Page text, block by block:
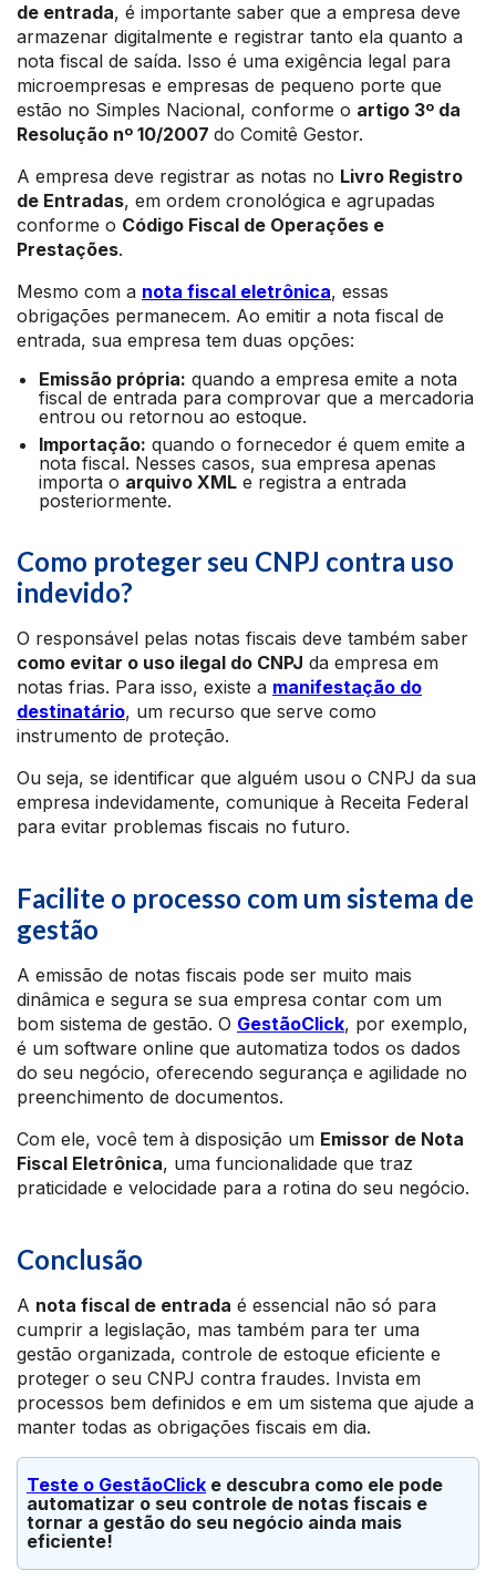
de entrada, é importante saber que a empresa deve
armazenar digitalmente e registrar tanto ela quanto a
nota fiscal de saída. Isso é uma exigência legal para
microempresas e empresas de pequeno porte que
estão no Simples Nacional, conforme o artigo 3º da
Resolução nº 10/2007 do Comitê Gestor.
A empresa deve registrar as notas no Livro Registro
de Entradas, em ordem cronológica e agrupadas
conforme o Código Fiscal de Operações e
Prestações.
Mesmo com a nota fiscal eletrônica, essas
obrigações permanecem. Ao emitir a nota fiscal de
entrada, sua empresa tem duas opções:
Emissão própria: quando a empresa emite a nota
fiscal de entrada para comprovar que a mercadoria
entrou ou retornou ao estoque.
Importação: quando o fornecedor é quem emite a
nota fiscal. Nesses casos, sua empresa apenas
importa o arquivo XML e registra a entrada
posteriormente.
Como proteger seu CNPJ contra uso
indevido?
O responsável pelas notas fiscais deve também saber
como evitar o uso ilegal do CNPJ da empresa em
notas frias. Para isso, existe a manifestação do
destinatário, um recurso que serve como
instrumento de proteção.
Ou seja, se identificar que alguém usou o CNPJ da sua
empresa indevidamente, comunique à Receita Federal
para evitar problemas fiscais no futuro.
Facilite o processo com um sistema de
gestão
A emissão de notas fiscais pode ser muito mais
dinâmica e segura se sua empresa contar com um
bom sistema de gestão. O GestãoClick, por exemplo,
é um software online que automatiza todos os dados
do seu negócio, oferecendo segurança e agilidade no
preenchimento de documentos.
Com ele, você tem à disposição um Emissor de Nota
Fiscal Eletrônica, uma funcionalidade que traz
praticidade e velocidade para a rotina do seu negócio.
Conclusão
A nota fiscal de entrada é essencial não só para
cumprir a legislação, mas também para ter uma
gestão organizada, controle de estoque eficiente e
proteger o seu CNPJ contra fraudes. Invista em
processos bem definidos e em um sistema que ajude a
manter todas as obrigações fiscais em dia.
Teste o GestãoClick e descubra como ele pode
automatizar o seu controle de notas fiscais e
tornar a gestão do seu negócio ainda mais
eficiente!